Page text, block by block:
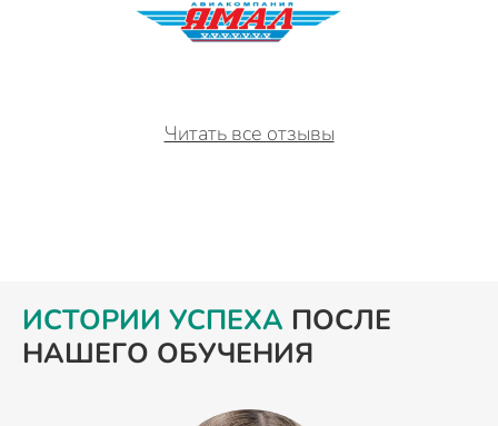
Читать все отзывы
ИСТОРИИ УСПЕХА ПОСЛЕ
НАШЕГО ОБУЧЕНИЯ